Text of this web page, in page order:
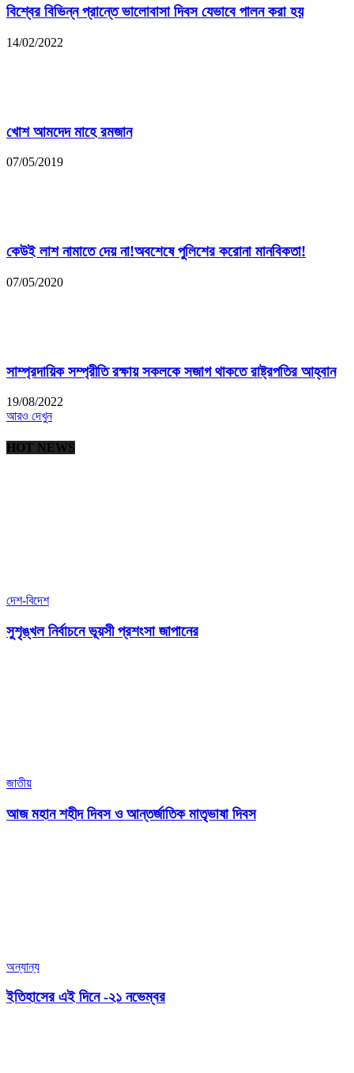
বিশ্বের বিভিন্ন প্রান্তে ভালোবাসা দিবস যেভাবে পালন করা হয়
14/02/2022
খোশ আমদেদ মাহে রমজান
07/05/2019
কেউই লাশ নামাতে দেয় না!অবশেষে পুলিশের করোনা মানবিকতা!
07/05/2020
সাম্প্রদায়িক সম্প্রীতি রক্ষায় সকলকে সজাগ থাকতে রাষ্ট্রপতির আহ্বান
19/08/2022
আরও দেখুন
HOT NEWS
দেশ-বিদেশ
সুশৃঙ্খল নির্বাচনে ভূয়সী প্রশংসা জাপানের
জাতীয়
আজ মহান শহীদ দিবস ও আন্তর্জাতিক মাতৃভাষা দিবস
অন্যান্য
ইতিহাসের এই দিনে -২১ নভেম্বর